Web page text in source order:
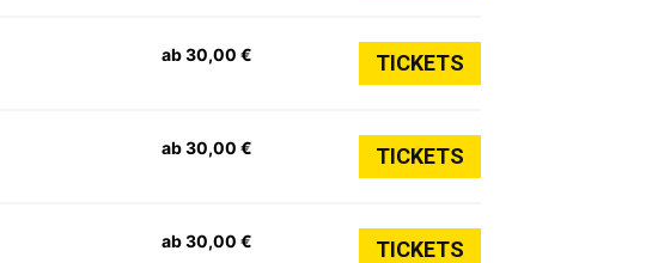
ab 30,00 € TICKETS
ab 30,00 € TICKETS
ab 30,00 € TICKETS